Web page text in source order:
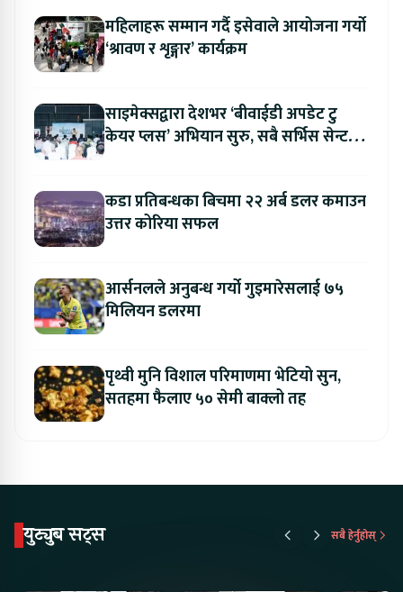
महिलाहरू सम्मान गर्दै इसेवाले आयोजना गर्यो
‘श्रावण र शृङ्गार’ कार्यक्रम
साइमेक्सद्वारा देशभर ‘बीवाईडी अपडेट टु
केयर प्लस’ अभियान सुरु, सबै सर्भिस सेन्टरमा
कडा प्रतिबन्धका बिचमा २२ अर्ब डलर कमाउन
उत्तर कोरिया सफल
आर्सनलले अनुबन्ध गर्यो गुइमारेसलाई ७५
मिलियन डलरमा
पृथ्वी मुनि विशाल परिमाणमा भेटियो सुन,
सतहमा फैलाए ५० सेमी बाक्लो तह
युट्युब सट्स सबै हेर्नुहोस्